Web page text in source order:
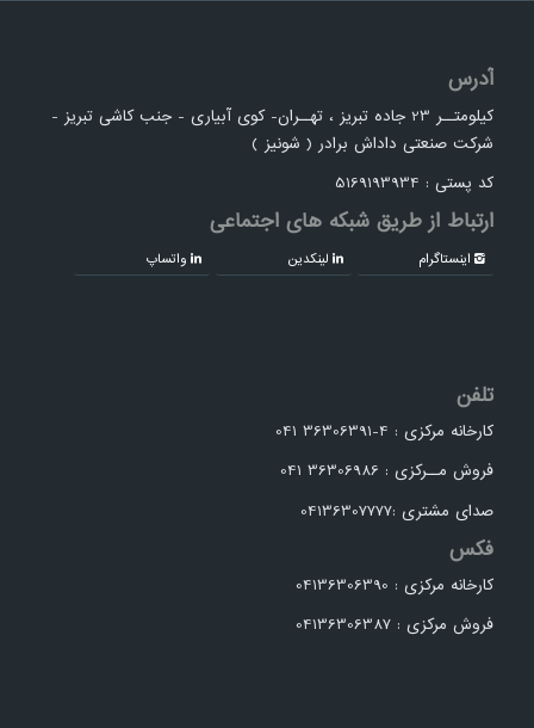
آدرس
کیلومتــر 23 جاده تبریز ، تهــران- کوی آبیاری - جنب کاشی تبریز -
شرکت صنعتی داداش برادر ( شونیز )
کد پستی : 5169193934
ارتباط از طریق شبکه های اجتماعی
اینستاگرام لینکدین واتساپ
تلفن
کارخانه مرکزی : 4-36306391 041
فروش مــرکزی : 36306986 041
صدای مشتری :04136307777
فکس
کارخانه مرکزی : 04136306390
فروش مرکزی : 04136306387